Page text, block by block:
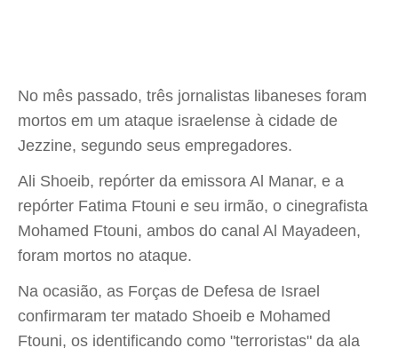
No mês passado, três jornalistas libaneses foram
mortos em um ataque israelense à cidade de
Jezzine, segundo seus empregadores.
Ali Shoeib, repórter da emissora Al Manar, e a
repórter Fatima Ftouni e seu irmão, o cinegrafista
Mohamed Ftouni, ambos do canal Al Mayadeen,
foram mortos no ataque.
Na ocasião, as Forças de Defesa de Israel
confirmaram ter matado Shoeib e Mohamed
Ftouni, os identificando como "terroristas" da ala